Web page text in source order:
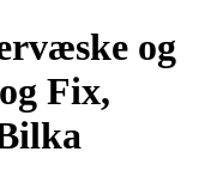
og
Fix,